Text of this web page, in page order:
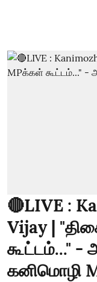
🔴LIVE :
Vijay |
கூட்டம்..." -
கனிமொழி